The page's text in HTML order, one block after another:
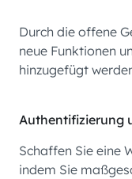
Durch die offene
neue Funktionen
hinzugefügt
Authentifizierung
Schaffen Sie eine
indem Sie